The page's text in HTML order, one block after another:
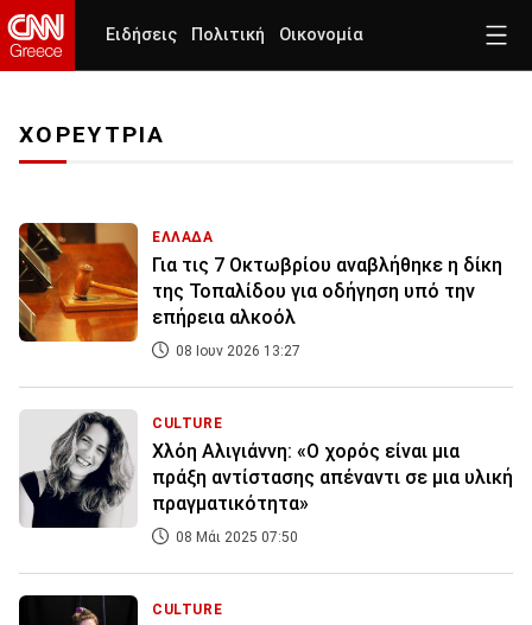
Ειδήσεις Πολιτική Οικονομία
ΧΟΡΕΥΤΡΙΑ
ΕΛΛΑΔΑ
Για τις 7 Οκτωβρίου αναβλήθηκε η δίκη
της Τοπαλίδου για οδήγηση υπό την
επήρεια αλκοόλ
08 Ιουν 2026 13:27
CULTURE
Χλόη Αλιγιάννη: «Ο χορός είναι μια
πράξη αντίστασης απέναντι σε μια υλική
πραγματικότητα»
08 Μάι 2025 07:50
CULTURE